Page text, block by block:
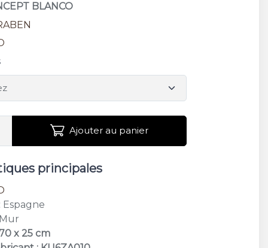
BLANCO
Ajouter au panier
principales
: Espagne
x 25 cm